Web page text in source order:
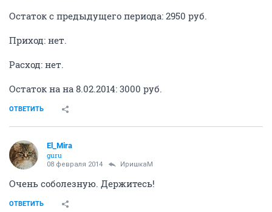
Остаток с предыдущего периода: 2950 руб.
Приход: нет.
Расход: нет.
Остаток на на 8.02.2014: 3000 руб.
ОТВЕТИТЬ
El_Mira
guru
08 февраля 2014 ИришкаМ
Очень соболезную. Держитесь!
ОТВЕТИТЬ